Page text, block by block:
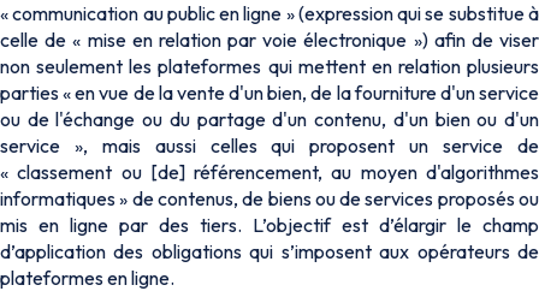
« communication au public en ligne » (expression qui se substitue à
celle de « mise en relation par voie électronique ») afin de viser
non seulement les plateformes qui mettent en relation plusieurs
parties « en vue de la vente d'un bien, de la fourniture d'un service
ou de l'échange ou du partage d'un contenu, d'un bien ou d'un
service », mais aussi celles qui proposent un service de
« classement ou [de] référencement, au moyen d'algorithmes
informatiques » de contenus, de biens ou de services proposés ou
mis en ligne par des tiers. L’objectif est d’élargir le champ
d’application des obligations qui s’imposent aux opérateurs de
plateformes en ligne.